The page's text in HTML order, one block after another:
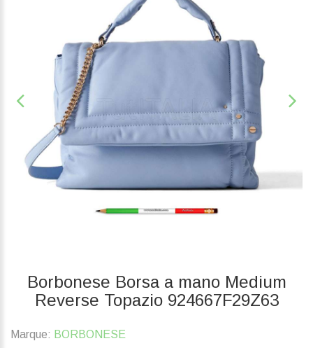
Borbonese Borsa a mano Medium
Reverse Topazio 924667F29Z63
Marque: BORBONESE